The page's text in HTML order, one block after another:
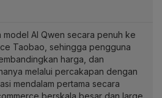
AI Qwen secara penuh ke
Taobao, sehingga pengguna
harga, dan
melalui percakapan dengan
mendalam pertama secara